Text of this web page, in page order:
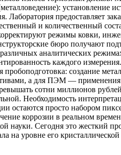
установление
предоставляет
и количественный
режимы ковки,
бюро получают
аналитических
каждого
создание
а для ПЭМ —
сотни миллионов
Необходимость
остаются просто набором
коррозии в реальном
науки. Сегодня это жесткий
на уровне его